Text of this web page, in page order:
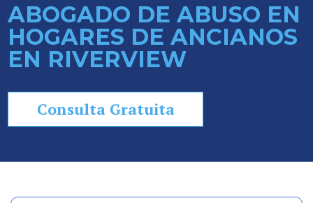
d
o
de
P
ABOGADO DE ABUSO EN
HOGARES DE ANCIANOS
EN RIVERVIEW
Consulta Gratuita